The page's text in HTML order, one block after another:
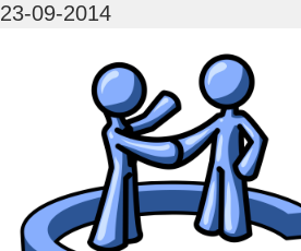
23-09-2014